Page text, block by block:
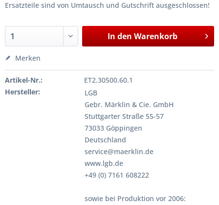
Ersatzteile sind von Umtausch und Gutschrift ausgeschlossen!
In den Warenkorb
Merken
Artikel-Nr.:
ET2.30500.60.1
Hersteller:
LGB
Gebr. Märklin & Cie. GmbH
Stuttgarter Straße 55-57
73033 Göppingen
Deutschland
service@maerklin.de
www.lgb.de
+49 (0) 7161 608222
sowie bei Produktion vor 2006: